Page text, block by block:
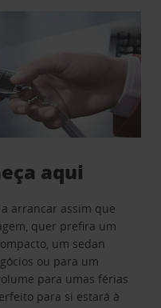
aqui
arrancar assim que
quer prefira um
um sedan
ou para um
para umas férias
para si estará à